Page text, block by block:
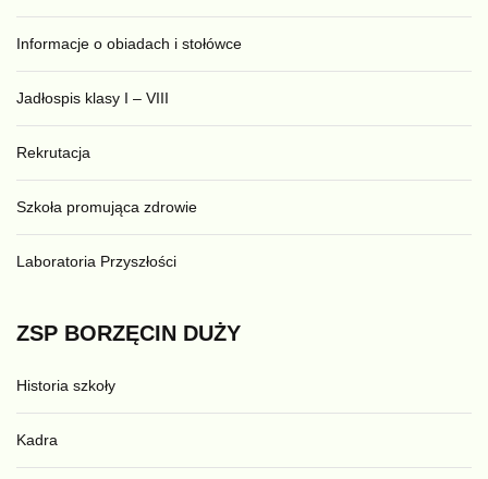
Informacje o obiadach i stołówce
Jadłospis klasy I – VIII
Rekrutacja
Szkoła promująca zdrowie
Laboratoria Przyszłości
ZSP BORZĘCIN DUŻY
Historia szkoły
Kadra